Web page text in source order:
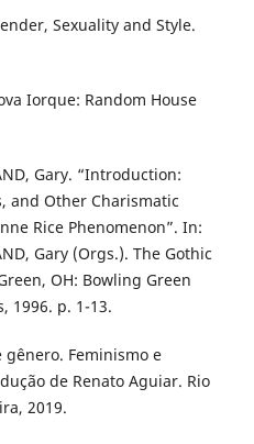
Sexuality and Style.
Iorque: Random House
Gary. “Introduction:
and Other Charismatic
Rice Phenomenon”. In:
Gary (Orgs.). The Gothic
OH: Bowling Green
1996. p. 1-13.
gênero. Feminismo e
de Renato Aguiar. Rio
2019.